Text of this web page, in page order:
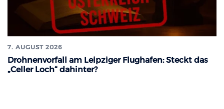
7. AUGUST 2026
Drohnenvorfall am Leipziger Flughafen: Steckt das
„Celler Loch“ dahinter?